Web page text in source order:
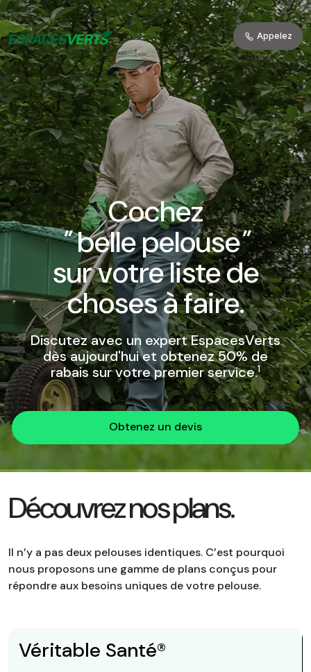
Appelez
Cochez
"belle pelouse"
sur votre liste de
choses à faire.
Obtenez un devis
Discutez avec un expert EspacesVerts
dès aujourd'hui et obtenez 50% de
rabais sur votre premier service.1
Découvrez nos plans.
Il n’y a pas deux pelouses identiques. C’est pourquoi
nous proposons une gamme de plans conçus pour
répondre aux besoins uniques de votre pelouse.
Véritable Santé®